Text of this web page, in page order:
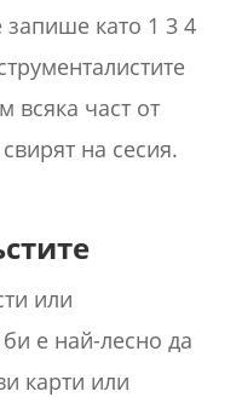
като 1 3 4
всяка част от
на сесия.
или
е най-лесно да
карти или